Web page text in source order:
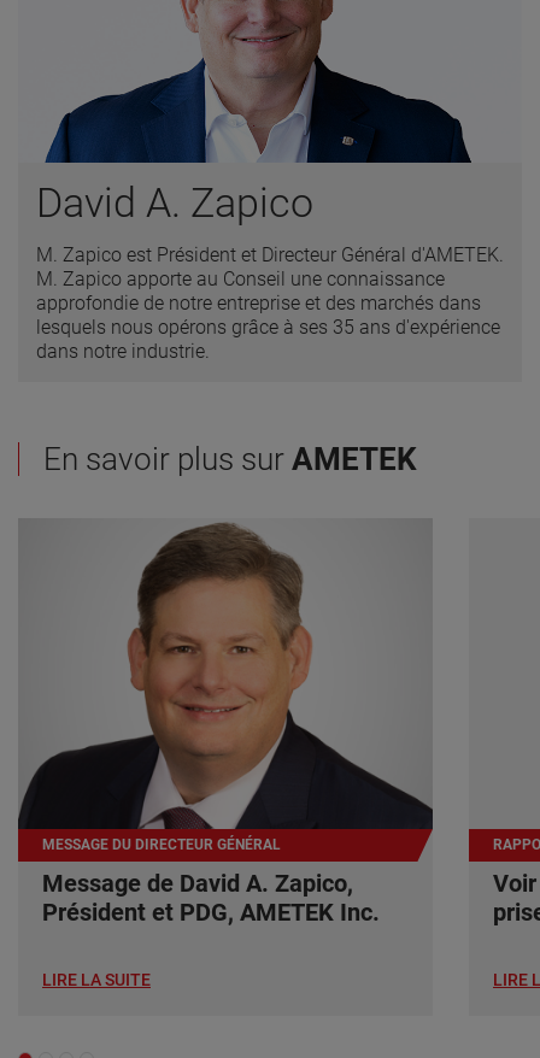
David A. Zapico
M. Zapico est Président et Directeur Général d'AMETEK.
M. Zapico apporte au Conseil une connaissance
approfondie de notre entreprise et des marchés dans
lesquels nous opérons grâce à ses 35 ans d'expérience
dans notre industrie.
En savoir plus sur AMETEK
MESSAGE DU DIRECTEUR GÉNÉRAL
Message de David A. Zapico,
Président et PDG, AMETEK Inc.
LIRE LA SUITE LIRE